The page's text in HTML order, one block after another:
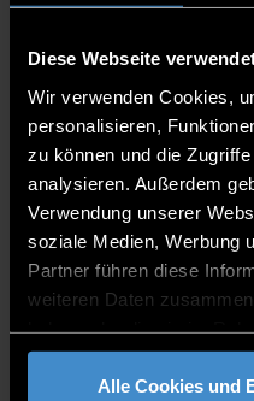
Diese Webseite
Wir verwenden Cookies,
personalisieren,
zu können und die
analysieren. Außerdem
Verwendung unserer
soziale Medien, Werbung
Partner führen diese
weiteren Daten
gesammelt haben.
Alle Cookies und
Stabsstelle Steuern und
Referat Steuern
Sachbearbeiterin
ITC2 2.52
0991/3615-8091